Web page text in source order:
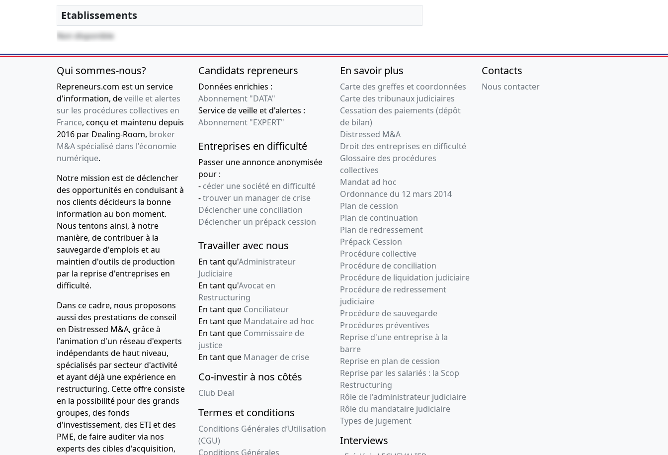
15-06-2017
Clôture au
31/12/2014
Bilan comptable
capital social ,
05-01-2010
05-01-2010
Acte sous seing
privé
Constitution
Etablissements
Non disponible
Qui sommes-nous?
Repreneurs.com est un service
d'information, deveille et alertes
sur les procédures collectives en
France, conçu et maintenu depuis
2016 par Dealing-Room, broker
M&A spécialisé dans l'économie
numérique.
Notre mission est de déclencher
des opportunités en conduisant à
nos clients décideurs la bonne
information au bon moment.
Nous tentons ainsi, à notre
manière, de contribuer à la
sauvegarde d'emplois et au
maintien d'outils de production
par la reprise d'entreprises en
difficulté.
Dans ce cadre, nous proposons
aussi des prestations de conseil
en Distressed M&A, grâce à
l'animation d'un réseau d'experts
indépendants de haut niveau,
spécialisés par secteur d'activité
et ayant déjà une expérience en
restructuring. Cette offre consiste
en la possibilité pour des grands
groupes, des fonds
d'investissement, des ETI et des
PME, de faire auditer via nos
experts des cibles d'acquisition,
Candidats repreneurs
Données enrichies :
Abonnement "DATA"
Service de veille et d'alertes :
Abonnement "EXPERT"
Entreprises en difficulté
Passer une annonce anonymisée
pour :
- céder une société en difficulté
-trouver un manager de crise
Déclencher une conciliation
Déclencher un prépack cession
Travailler avec nous
En tant qu'Administrateur
Judiciaire
En tant qu'Avocat en
Restructuring
En tant que Conciliateur
En tant que Mandataire ad hoc
En tant que Commissaire de
justice
En tant que Manager de crise
Co-investir à nos côtés
Club Deal
Termes et conditions
Conditions Générales d’Utilisation
(CGU)
Conditions Générales
En savoir plus
Carte des greffes et coordonnées
Carte des tribunaux judiciaires
Cessation des paiements (dépôt
de bilan)
Distressed M&A
Droit des entreprises en difficulté
Glossaire des procédures
collectives
Mandat ad hoc
Ordonnance du 12 mars 2014
Plan de cession
Plan de continuation
Plan de redressement
Prépack Cession
Procédure collective
Procédure de conciliation
Procédure de liquidation judiciaire
Procédure de redressement
judiciaire
Procédure de sauvegarde
Procédures préventives
Reprise d'une entreprise à la
barre
Reprise en plan de cession
Reprise par les salariés : la Scop
Restructuring
Rôle de l'administrateur judiciaire
Rôle du mandataire judiciaire
Types de jugement
Interviews
Contacts
Nous contacter